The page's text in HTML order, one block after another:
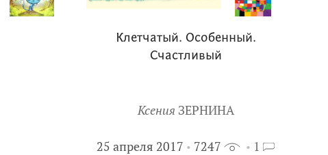
Клетчатый. Особенный.
Счастливый
Ксения ЗЕРНИНА
25 апреля 2017 7247 1